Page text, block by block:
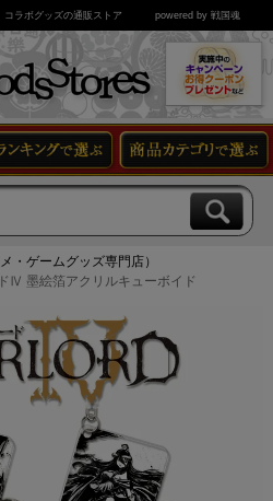
ラボグッズの通販ストア powered by 戦国魂
・ゲームグッズ専門店）
Ⅳ 墨絵箔アクリルキューボイド